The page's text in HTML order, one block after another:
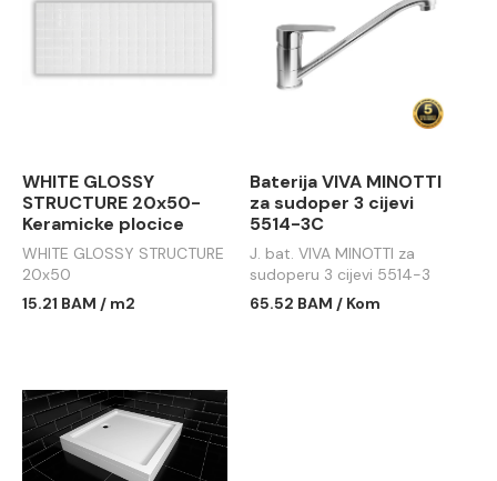
WHITE GLOSSY
STRUCTURE 20x50-
Keramicke plocice
WHITE GLOSSY STRUCTURE
20x50
15.21 BAM / m2
Baterija VIVA MINOTTI
za sudoper 3 cijevi
5514-3C
J. bat. VIVA MINOTTI za
sudoperu 3 cijevi 5514-3
65.52 BAM / Kom